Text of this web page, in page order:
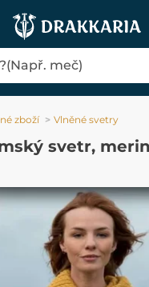
zboží Vlněné svetry
svetr,